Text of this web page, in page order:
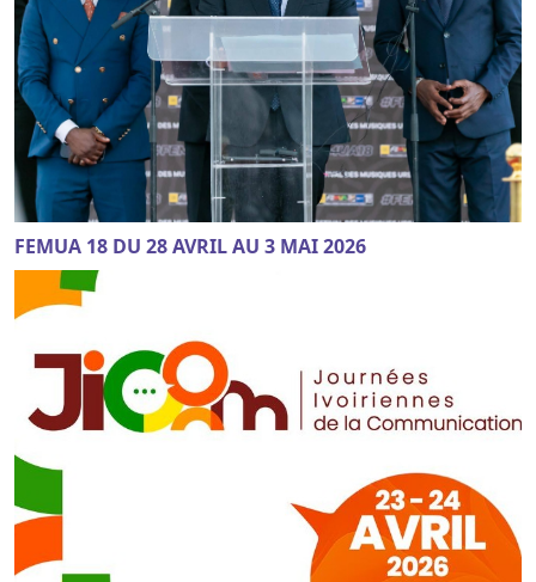
FEMUA 18 DU 28 AVRIL AU 3 MAI 2026